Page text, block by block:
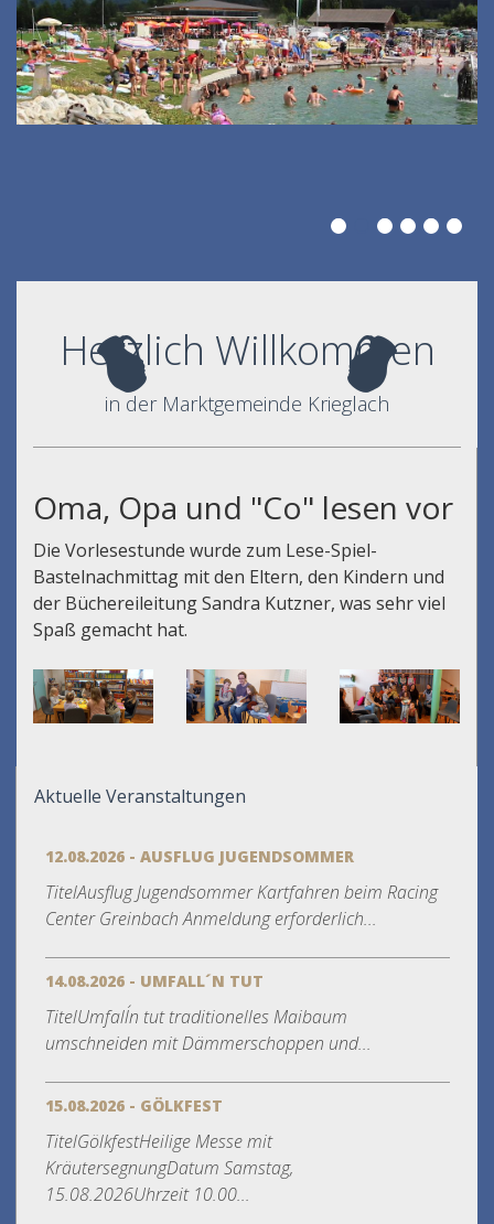
Herzlich Willkommen
in der Marktgemeinde Krieglach
Oma, Opa und "Co" lesen vor
Die Vorlesestunde wurde zum Lese-Spiel-
Bastelnachmittag mit den Eltern, den Kindern und
der Büchereileitung Sandra Kutzner, was sehr viel
Spaß gemacht hat.
Aktuelle Veranstaltungen
12.08.2026 - AUSFLUG JUGENDSOMMER
TitelAusflug Jugendsommer Kartfahren beim Racing
Center Greinbach Anmeldung erforderlich...
14.08.2026 - UMFALL´N TUT
TitelUmfall´n tut traditionelles Maibaum
umschneiden mit Dämmerschoppen und...
15.08.2026 - GÖLKFEST
TitelGölkfestHeilige Messe mit
KräutersegnungDatum Samstag,
15.08.2026Uhrzeit 10.00...